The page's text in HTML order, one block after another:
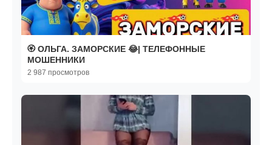
🏵️ ОЛЬГА. ЗАМОРСКИЕ 😂| ТЕЛЕФОННЫЕ
МОШЕННИКИ
2 987 просмотров